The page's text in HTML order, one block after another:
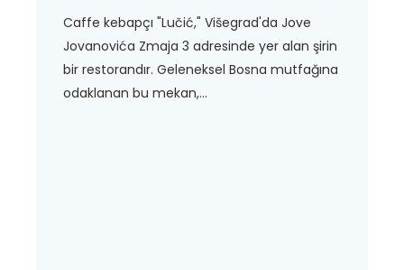
Caffe kebapçı "Lučić," Višegrad'da Jove
Jovanovića Zmaja 3 adresinde yer alan şirin
bir restorandır. Geleneksel Bosna mutfağına
odaklanan bu mekan,...